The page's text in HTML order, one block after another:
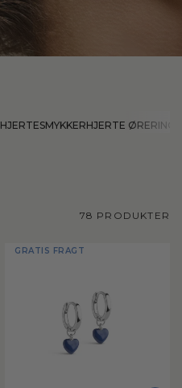
HJERTESMYKKERHJERTE ØRERINGE
78 PRODUKTER
GRATIS FRAGT